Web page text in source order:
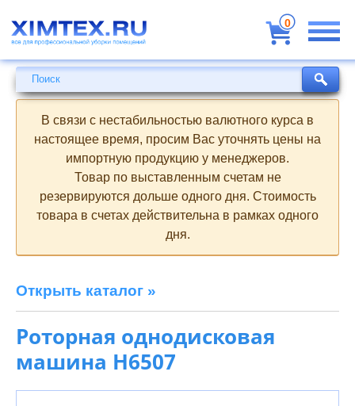
для
профессиональной
уборки
помещений
Поиск
В связи с нестабильностью валютного курса в
настоящее время, просим Вас уточнять цены на
импортную продукцию у менеджеров.
Товар по выставленным счетам не
резервируются дольше одного дня. Стоимость
товара в счетах действительна в рамках одного
дня.
Открыть каталог »
Роторная однодисковая
машина H6507
Поиск
0